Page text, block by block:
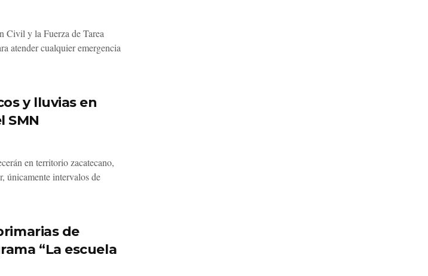
Civil y la Fuerza de Tarea
atender cualquier emergencia
y lluvias en
SMN
en territorio zacatecano,
únicamente intervalos de
de
“La escuela